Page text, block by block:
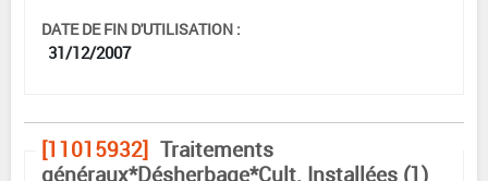
DATE DE FIN D'UTILISATION :
31/12/2007
[11015932] Traitements
généraux*Désherbage*Cult. Installées (1)